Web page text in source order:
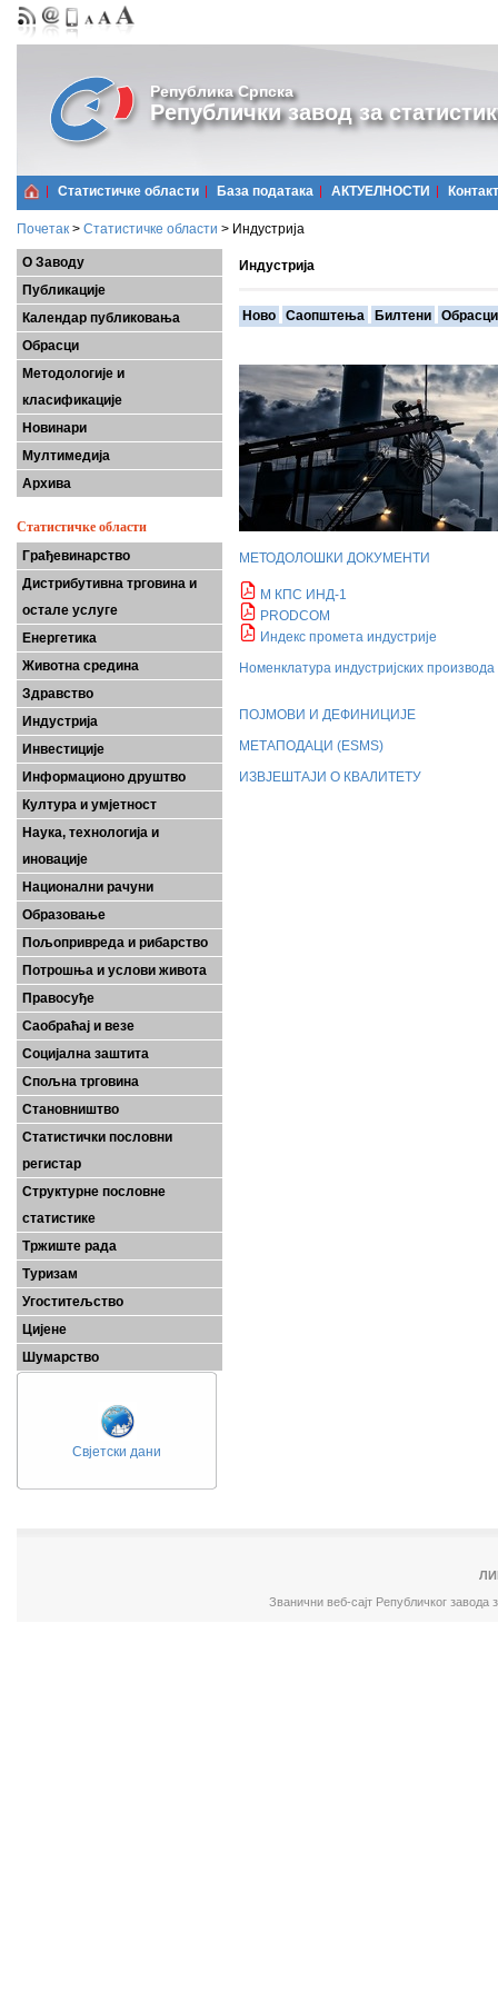
Република Српска
Републички завод за
Статистичке области Базa података АКТУЕЛНОСТИ Контакт
Почетак > Статистичке области > Индустрија
О Заводу
Публикације
Календар публиковања
Обрасци
Методологије и
класификације
Новинари
Мултимедија
Архива
Статистичке области
Грађевинарство
Дистрибутивна трговина и
остале услуге
Енергетика
Животна средина
Здравство
Индустрија
Инвестиције
Информационо друштво
Култура и умјетност
Наука, технологија и
иновације
Национални рачуни
Образовање
Пољопривреда и рибарство
Потрошња и услови живота
Правосуђе
Саобраћај и везе
Социјална заштита
Спољна трговина
Становништво
Статистички пословни
регистар
Структурне пословне
статистике
Тржиште рада
Туризам
Угоститељство
Цијене
Шумарство
Свјетски дани
Индустрија
Ново Саопштења Билтени Обрасци
МЕТОДОЛОШКИ ДОКУМЕНТИ
М КПС ИНД-1
PRODCOM
Индекс промета индустрије
Номенклатура индустријских производа
ПОЈМОВИ И ДЕФИНИЦИЈЕ
МЕТАПОДАЦИ (ESMS)
ИЗВЈЕШТАЈИ О КВАЛИТЕТУ
Званични веб-сајт Републичког